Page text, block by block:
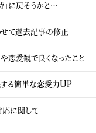
」に戻そうかと…
せて過去記事の修正
恋愛観で良くなったこと
する簡単な恋愛力UP
応に関して